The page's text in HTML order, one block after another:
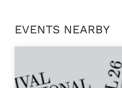
EVENTS NEARBY